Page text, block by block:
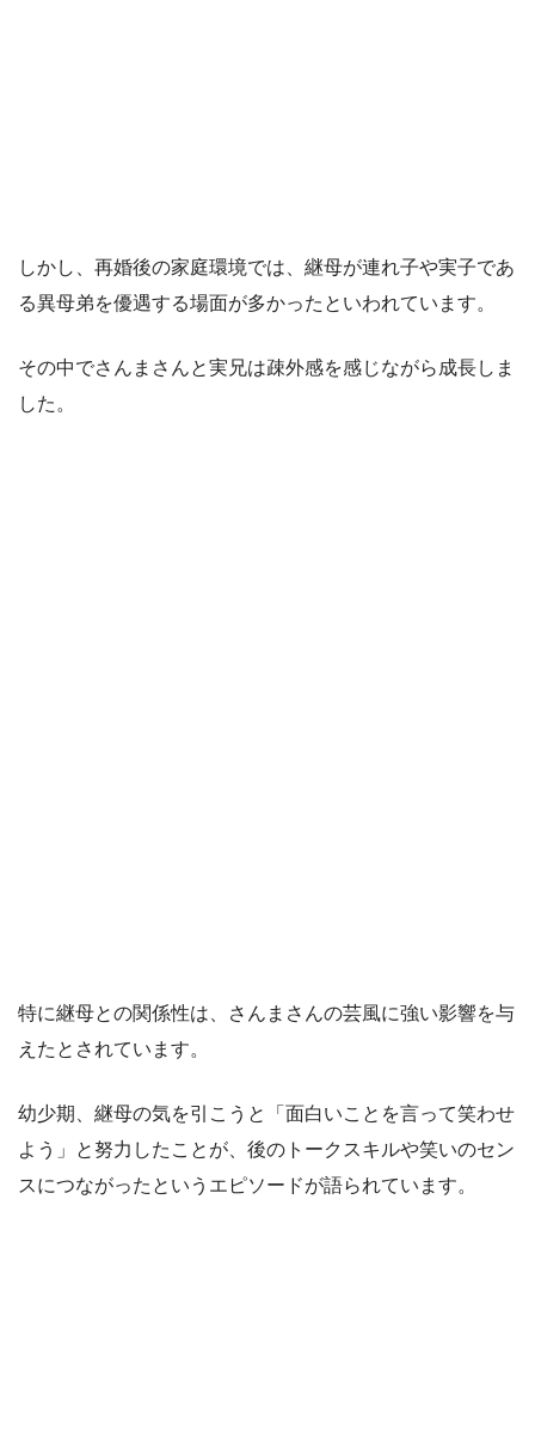
しかし、再婚後の家庭環境では、継母が連れ子や実子であ
る異母弟を優遇する場面が多かったといわれています。
その中でさんまさんと実兄は疎外感を感じながら成長しま
した。
特に継母との関係性は、さんまさんの芸風に強い影響を与
えたとされています。
幼少期、継母の気を引こうと「面白いことを言って笑わせ
よう」と努力したことが、後のトークスキルや笑いのセン
スにつながったというエピソードが語られています。